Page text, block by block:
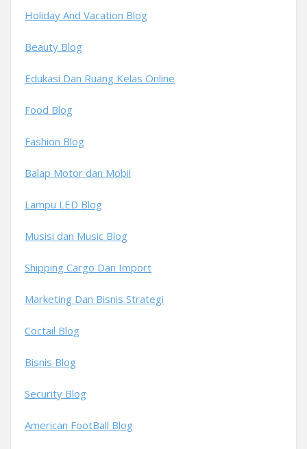
Holiday And Vacation Blog
Beauty Blog
Edukasi Dan Ruang Kelas Online
Food Blog
Fashion Blog
Balap Motor dan Mobil
Lampu LED Blog
Musisi dan Music Blog
Shipping Cargo Dan Import
Marketing Dan Bisnis Strategi
Coctail Blog
Bisnis Blog
Security Blog
American FootBall Blog